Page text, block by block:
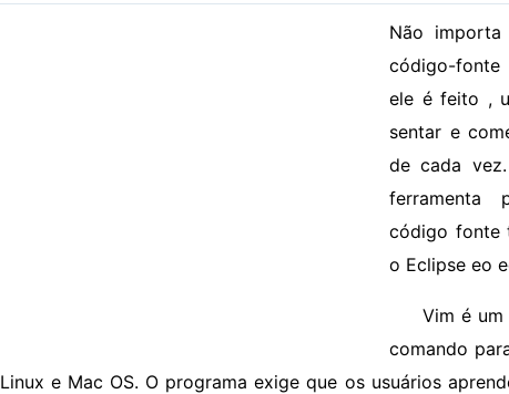
Não
código-fonte
ele é feito ,
sentar e
de cada
ferramenta
código fonte
o Eclipse eo
Vim é
comando
Linux e Mac OS. O programa exige que os usuários